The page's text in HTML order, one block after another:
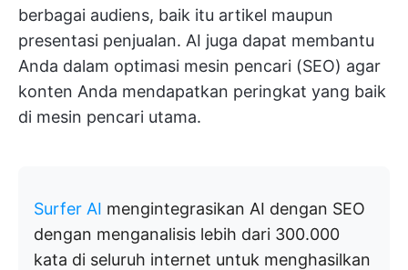
berbagai audiens, baik itu artikel maupun
presentasi penjualan. AI juga dapat membantu
Anda dalam optimasi mesin pencari (SEO) agar
konten Anda mendapatkan peringkat yang baik
di mesin pencari utama.
Surfer AI mengintegrasikan AI dengan SEO
dengan menganalisis lebih dari 300.000
kata di seluruh internet untuk menghasilkan